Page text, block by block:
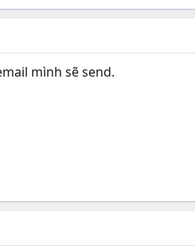
mình sẽ send.